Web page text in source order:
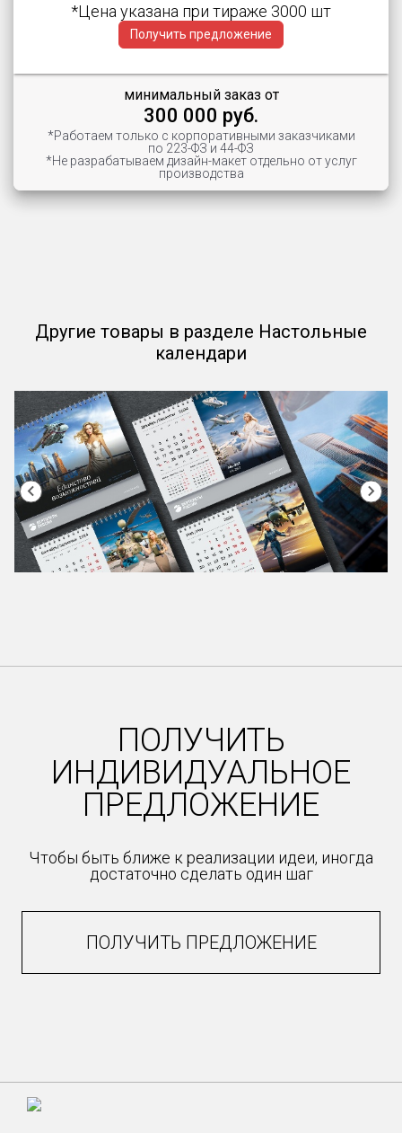
*Цена указана при тираже 3000 шт
Получить предложение
минимальный заказ от
300 000 руб.
*Работаем только с корпоративными заказчиками
по 223-ФЗ и 44-ФЗ
*Не разрабатываем дизайн-макет отдельно от услуг
производства
Другие товары в разделе Настольные
календари
ПОЛУЧИТЬ
ИНДИВИДУАЛЬНОЕ
ПРЕДЛОЖЕНИЕ
Чтобы быть ближе к реализации идеи, иногда
достаточно сделать один шаг
ПОЛУЧИТЬ ПРЕДЛОЖЕНИЕ